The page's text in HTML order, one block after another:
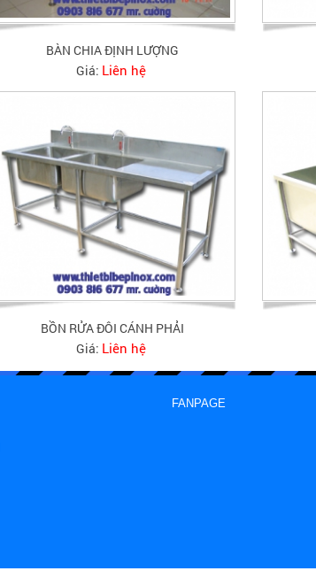
BÀN CHIA ĐỊNH LƯỢNG
Giá: Liên hệ
BỒN RỬA ĐÔI CÁNH PHẢI
Giá: Liên hệ
FANPAGE